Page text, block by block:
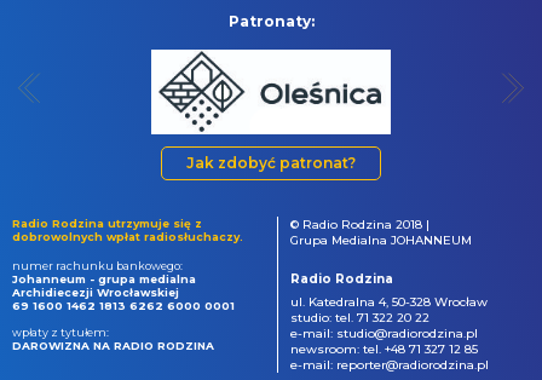
Patronaty:
Jak zdobyć patronat?
Radio Rodzina utrzymuje się z
dobrowolnych wpłat radiosłuchaczy.
numer rachunku bankowego:
Johanneum - grupa medialna
Archidiecezji Wrocławskiej
69 1600 1462 1813 6262 6000 0001
wpłaty z tytułem:
DAROWIZNA NA RADIO RODZINA
© Radio Rodzina 2018 |
Grupa Medialna JOHANNEUM
Radio Rodzina
ul. Katedralna 4, 50-328 Wrocław
studio: tel. 71 322 20 22
e-mail: studio@radiorodzina.pl
newsroom: tel. +48 71 327 12 85
e-mail: reporter@radiorodzina.pl